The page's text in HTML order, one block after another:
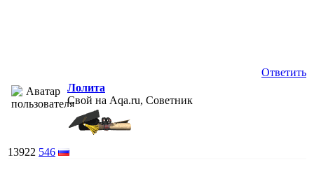
Ответить
Лолита
Свой на Aqa.ru, Советник
13922 546